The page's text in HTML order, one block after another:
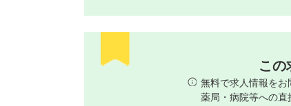
この
無料で求人情報をお
薬局・病院等への直